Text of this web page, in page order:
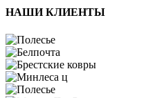
НАШИ КЛИЕНТЫ